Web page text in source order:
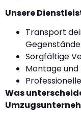
Unsere
Transport
Gegenstände
Sorgfältige
Montage
Was